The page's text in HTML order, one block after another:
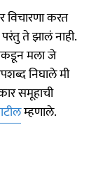
विचारणा करत
ते झालं नाही.
मला जे
निघाले मी
समूहाची
म्हणाले.